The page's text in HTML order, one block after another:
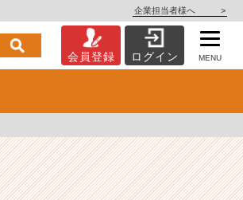
企業担当者様へ >
会員登録 ログイン MENU